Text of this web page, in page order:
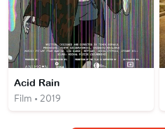
Acid Rain
Film • 2019